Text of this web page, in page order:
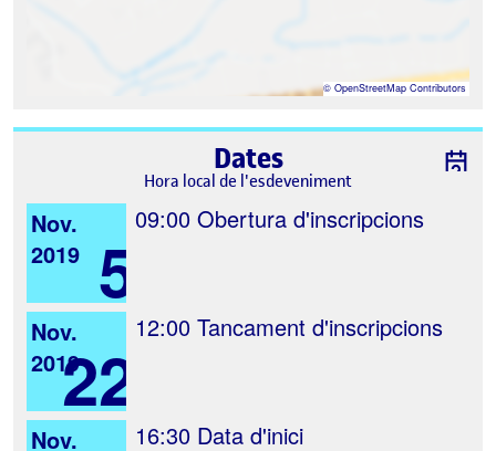
© OpenStreetMap Contributors
Dates
Hora local de l'esdeveniment
Nov.
2019
5
09:00 Obertura d'inscripcions
Nov.
201922
12:00 Tancament d'inscripcions
Nov. 16:30 Data d'inici